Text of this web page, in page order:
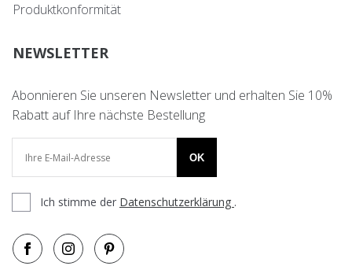
Produktkonformität
NEWSLETTER
Abonnieren Sie unseren Newsletter und erhalten Sie 10%
Rabatt auf Ihre nächste Bestellung
OK
Ich stimme der Datenschutzerklärung .